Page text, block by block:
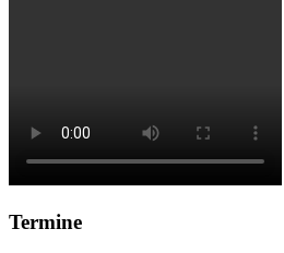
Termine